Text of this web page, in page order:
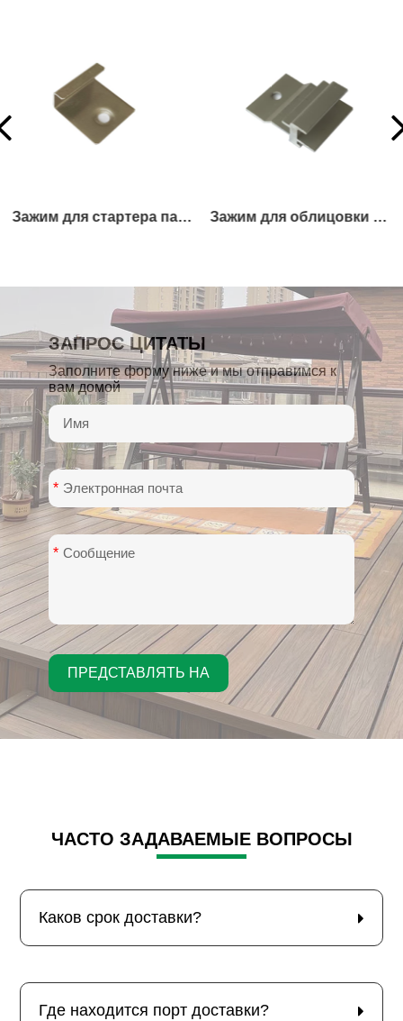
Зажим для облицовки стен ЛЕСТНИЦА ИЛИ ФРАНЦЕВАЯ ДОСКА
ЗАПРОС ЦИТАТЫ
Заполните форму ниже и мы отправимся к
вам домой
*
*
ПРЕДСТАВЛЯТЬ НА
РАССМОТРЕНИЕ
ЧАСТО ЗАДАВАЕМЫЕ ВОПРОСЫ
Каков срок доставки?
Где находится порт доставки?